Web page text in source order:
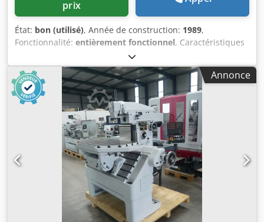
prix
État: bon (utilisé), Année de construction: 1989,
Fonctionnalité: entièrement fonctionnel, Caractéristiques
techniques Course en X : 300 mm Course en Y : 160 mm
Course en Z : 290 mm Surface de la table : 210 x 600 mm
Interface pour l'outil : SK 40 Dcodezrt Rkopfx Af Aek
Vitesses de broche : (16) 40 - 2000 tr/min Avances,
réglables en continu : 5 - 500 mm/min Vitesse de
déplacement rapide : 1,2 m/min Puissance du moteur de
broche : 1,5 / 1,9 kW Puissance totale requise : 9,5 kVA
Poids de la machine (environ) : 730 kg Encombrement
(environ) : 2000 x 2200 x 1655 mm Informations
complémentaires La machine provient d'un centre de
formation. Équipement : Affichage numérique à 3 axes,
marque Heidenhain Table inclinable fixe Installation de
refroidissement Contre-pièce pour le fraisage horizontal
Étau de machine Gressel MHS 10
Annonce